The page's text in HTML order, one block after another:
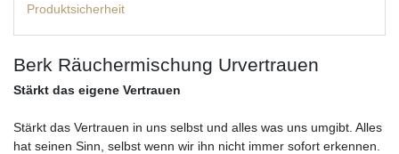
Produktsicherheit
Berk Räuchermischung Urvertrauen
Stärkt das eigene Vertrauen
Stärkt das Vertrauen in uns selbst und alles was uns umgibt. Alles
hat seinen Sinn, selbst wenn wir ihn nicht immer sofort erkennen.